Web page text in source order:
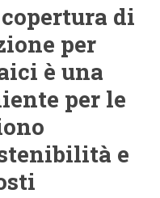
di
per
è una
per le
e